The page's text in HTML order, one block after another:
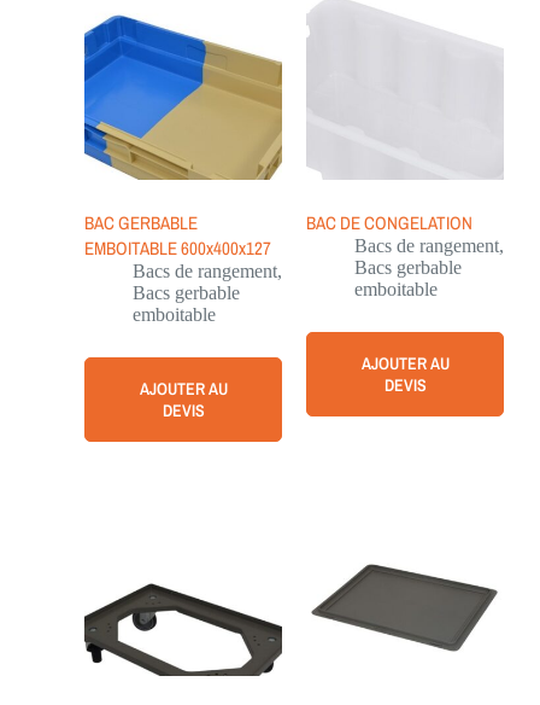
BAC GERBABLE
EMBOITABLE 600x400x127
Bacs de rangement,
Bacs gerbable
emboitable
AJOUTER AU
DEVIS
BAC DE CONGELATION
Bacs de rangement,
Bacs gerbable
emboitable
AJOUTER AU
DEVIS